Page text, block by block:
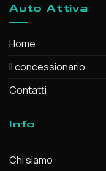
Auto Attiva
Home
Il concessionario
Contatti
Info
Chi siamo